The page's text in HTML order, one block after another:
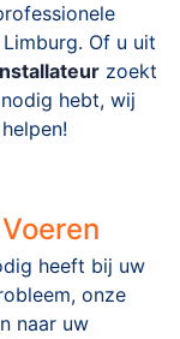
Of u uit
zoekt
hebt, wij
heeft bij uw
onze
naar uw